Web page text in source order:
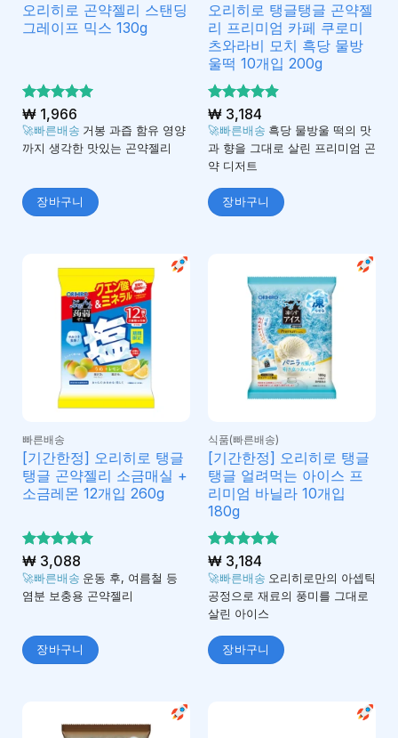
오리히로 곤약젤리 스탠딩
그레이프 믹스 130g
5 중에서
5로 평가
됨
₩1,966
🚀빠른배송 거봉 과즙 함유 영양
까지 생각한 맛있는 곤약젤리
장바구니
오리히로 탱글탱글 곤약젤
리 프리미엄 카페 쿠로미
츠와라비 모치 흑당 물방
울떡 10개입 200g
5 중에서
4.88로 평
가됨
₩3,184
🚀빠른배송 흑당 물방울 떡의 맛
과 향을 그대로 살린 프리미엄 곤
약 디저트
장바구니
빠른배송
[기간한정] 오리히로 탱글
탱글 곤약젤리 소금매실 +
소금레몬 12개입 260g
5 중에서
5로 평가
됨
₩3,088
🚀빠른배송 운동 후, 여름철 등
염분 보충용 곤약젤리
장바구니
식품(빠른배송)
[기간한정] 오리히로 탱글
탱글 얼려먹는 아이스 프
리미엄 바닐라 10개입
180g
5 중에서
5로 평가
됨
₩3,184
🚀빠른배송 오리히로만의 아셉틱
공정으로 재료의 풍미를 그대로
살린 아이스
장바구니